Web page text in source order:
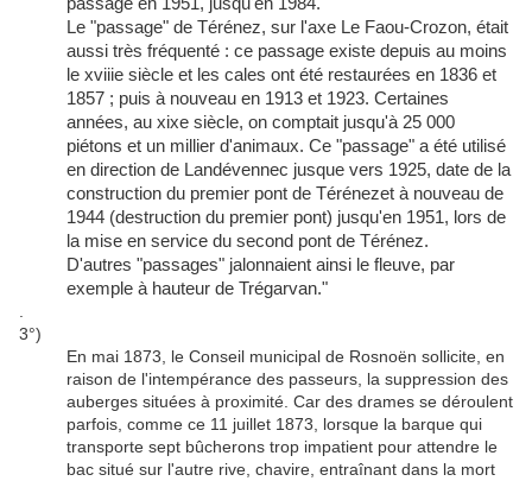
passage en 1951, jusqu'en 1984.
Le "passage" de Térénez, sur l'axe Le Faou-Crozon, était
aussi très fréquenté : ce passage existe depuis au moins
le xviiie siècle et les cales ont été restaurées en 1836 et
1857 ; puis à nouveau en 1913 et 1923. Certaines
années, au xixe siècle, on comptait jusqu'à 25 000
piétons et un millier d'animaux. Ce "passage" a été utilisé
en direction de Landévennec jusque vers 1925, date de la
construction du premier pont de Térénezet à nouveau de
1944 (destruction du premier pont) jusqu'en 1951, lors de
la mise en service du second pont de Térénez.
D'autres "passages" jalonnaient ainsi le fleuve, par
exemple à hauteur de Trégarvan."
.
3°)
En mai 1873, le Conseil municipal de Rosnoën sollicite, en
raison de l'intempérance des passeurs, la suppression des
auberges situées à proximité. Car des drames se déroulent
parfois, comme ce 11 juillet 1873, lorsque la barque qui
transporte sept bûcherons trop impatient pour attendre le
bac situé sur l'autre rive, chavire, entraînant dans la mort